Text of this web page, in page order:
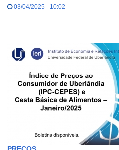
03/04/2025 - 10:02